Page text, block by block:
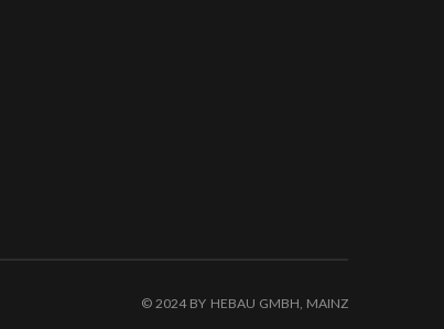
© 2024 BY HEBAU GMBH, MAINZ